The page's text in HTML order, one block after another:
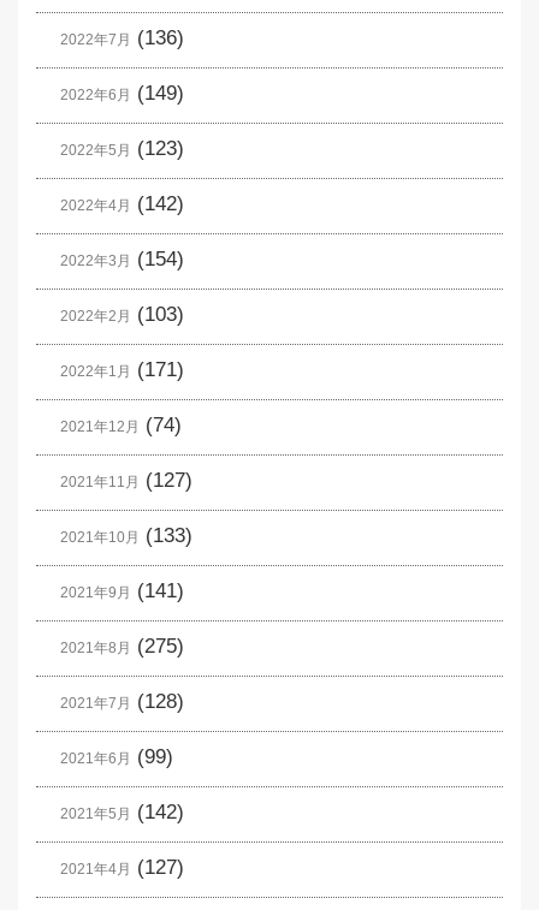
2022年7月 (136)
2022年6月 (149)
2022年5月 (123)
2022年4月 (142)
2022年3月 (154)
2022年2月 (103)
2022年1月 (171)
2021年12月 (74)
2021年11月 (127)
2021年10月 (133)
2021年9月 (141)
2021年8月 (275)
2021年7月 (128)
2021年6月 (99)
2021年5月 (142)
2021年4月 (127)